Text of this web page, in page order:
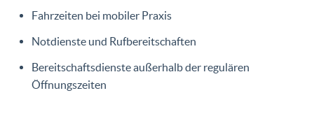
Fahrzeiten bei mobiler Praxis
Notdienste und Rufbereitschaften
Bereitschaftsdienste außerhalb der regulären
Öffnungszeiten